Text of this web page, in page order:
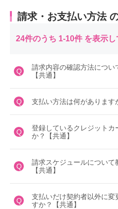
請求・お支払い方法
24件のうち 1-10件 を表示
Q
請求内容の確認方法につい
【共通】
Q 支払い方法は何があります
Q
登録しているクレジットカ
か？【共通】
Q
請求スケジュールについて
【共通】
Q
支払いだけ契約者以外に変
すか？【共通】